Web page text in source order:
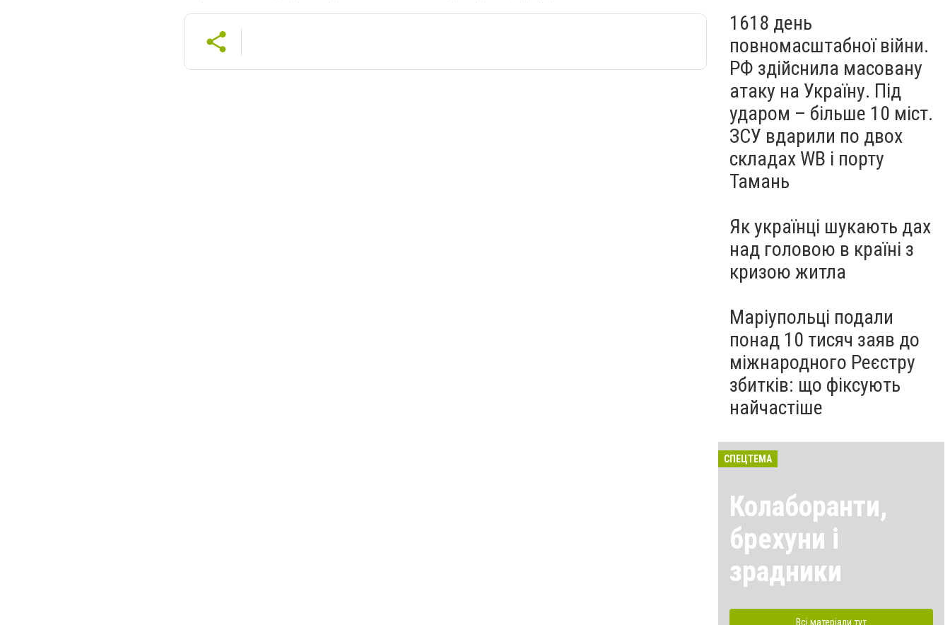
1618 день
повномасштабної війни.
РФ здійснила масовану
атаку на Україну. Під
ударом – більше 10 міст.
ЗСУ вдарили по двох
складах WB і порту
Тамань
Як українці шукають дах
над головою в країні з
кризою житла
Маріупольці подали
понад 10 тисяч заяв до
міжнародного Реєстру
збитків: що фіксують
найчастіше
СПЕЦТЕМА
Колаборанти,
брехуни і
зрадники
Всі матеріали тут